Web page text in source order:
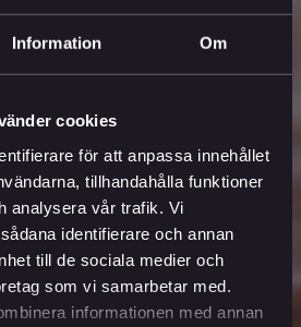
Information Om
cookies
för att anpassa innehållet
tillhandahålla funktioner
analysera vår trafik. Vi
identifierare och annan
till de sociala medier och
som vi samarbetar med.
informationen med annan